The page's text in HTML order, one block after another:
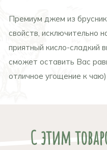
Премиум джем из
свойств, исключительно
приятный кисло-сладкий
сможет оставить Вас
отличное угощение к чаю)
С этим